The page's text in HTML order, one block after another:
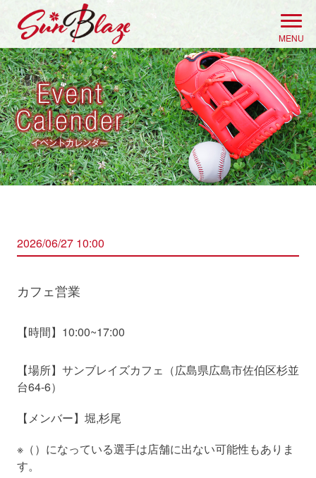
content
MENU
2026/06/27 10:00
カフェ営業
【時間】10:00~17:00
【場所】サンブレイズカフェ（広島県広島市佐伯区杉並
台64-6）
【メンバー】堀,杉尾
※（）になっている選手は店舗に出ない可能性もありま
す。